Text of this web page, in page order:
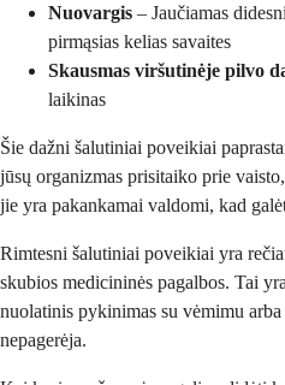
Nuovargis – Jaučiamas
pirmąsias kelias savaites
Skausmas viršutinėje pilvo
laikinas
Šie dažni šalutiniai poveikiai
jūsų organizmas prisitaiko prie
jie yra pakankamai valdomi, kad
Rimtesni šalutiniai poveikiai yra
skubios medicininės pagalbos. Tai
nuolatinis pykinimas su vėmimu
nepagerėja.